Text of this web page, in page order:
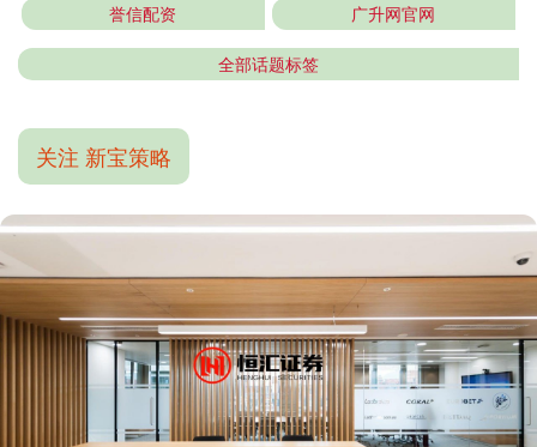
誉信配资 广升网官网
全部话题标签
关注 新宝策略